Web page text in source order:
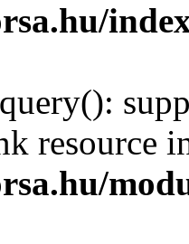
resource